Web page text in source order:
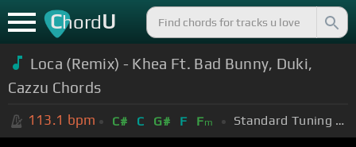
ChordU
Loca (Remix) - Khea Ft. Bad Bunny, Duki,
Cazzu Chords
113.1 bpm C# C G# F Fm Standard Tuning (EADGBE)